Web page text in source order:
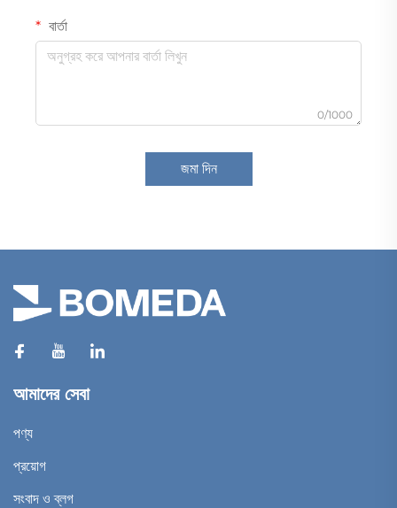
বার্তা
0/1000
জমা দিন
আমাদের সেবা
পণ্য
প্রয়োগ
সংবাদ ও ব্লগ